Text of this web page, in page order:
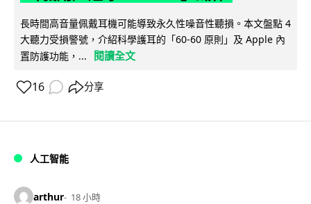
長時間高音量佩戴耳機可能導致永久性噪音性聽損。本文盤點 4
大聽力受損警號，介紹科學護耳的「60-60 原則」及 Apple 內
置防護功能，...
閱讀全文
16 分享
人工智能
arthur 18 小時